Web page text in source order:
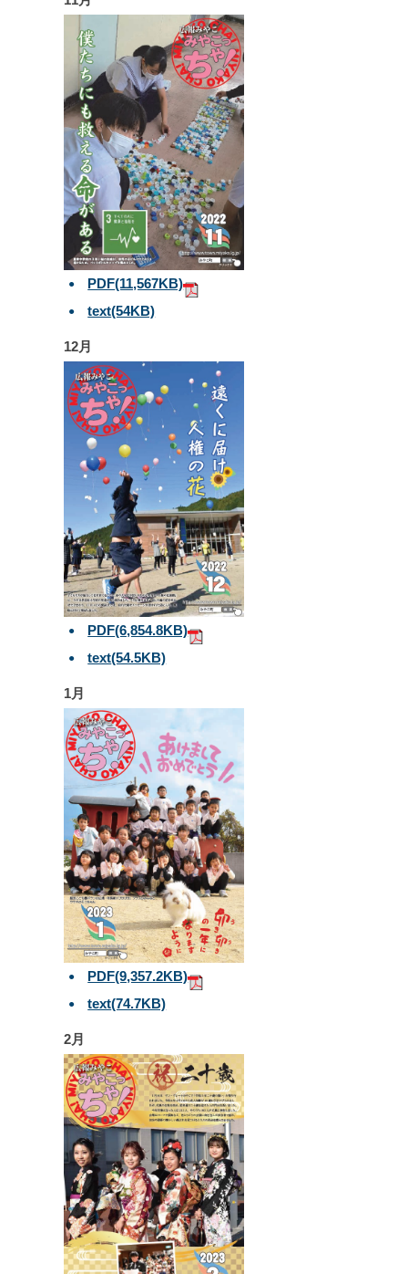
PDF(11,567KB)
text(54KB)
12月
PDF(6,854.8KB)
text(54.5KB)
1月
PDF(9,357.2KB)
text(74.7KB)
2月